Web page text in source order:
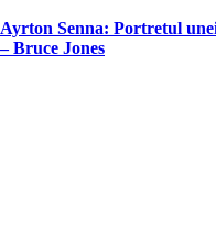
Ayrton Senna: Portretul
– Bruce Jones